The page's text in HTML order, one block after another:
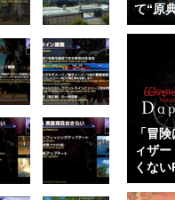
て“原
「冒
ィザ
くな